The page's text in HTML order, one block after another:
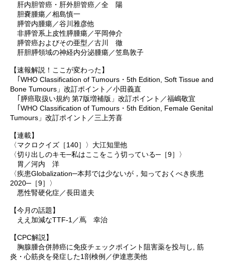
肝内胆管癌・肝外胆管癌／全 陽
胆嚢腫瘍／相島慎一
膵管内腫瘍／谷川雅彦他
非膵管系上皮性膵腫瘍／平岡伸介
膵管癌およびその亜型／古川 徹
肝胆膵領域の神経内分泌腫瘍／笠島敦子
【速報解説！ここが変わった】
｢WHO Classification of Tumours・5th Edition, Soft Tissue and
Bone Tumours」改訂ポイント／小田義直
｢膵癌取扱い規約 第7版増補版」改訂ポイント／福嶋敬宜
｢WHO Classification of Tumours・5th Edition, Female Genital
Tumours」改訂ポイント／三上芳喜
【連載】
〈マクロクイズ［140］〉大江知里他
〈切り出しのキモ─私はここをこう切っている─［9］〉
胃／河内 洋
〈疾患Globalization─本邦では少ないが，知っておくべき疾患
2020─［9］〉
悪性腎硬化症／長田道夫
【今月の話題】
ええ加減なTTF-1／蔦 幸治
【CPC解説】
胸腺腫合併肺癌に免疫チェックポイント阻害薬を投与し, 筋
炎・心筋炎を発症した1剖検例／伊達恵美他